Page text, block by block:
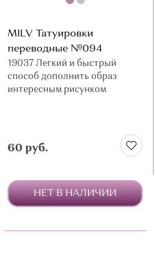
MILV Татуировки
переводные №094
19037 Легкий и быстрый
способ дополнить образ
интересным рисунком
60 руб.
НЕТ В НАЛИЧИИ